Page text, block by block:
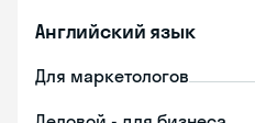
Английский язык
Для маркетологов